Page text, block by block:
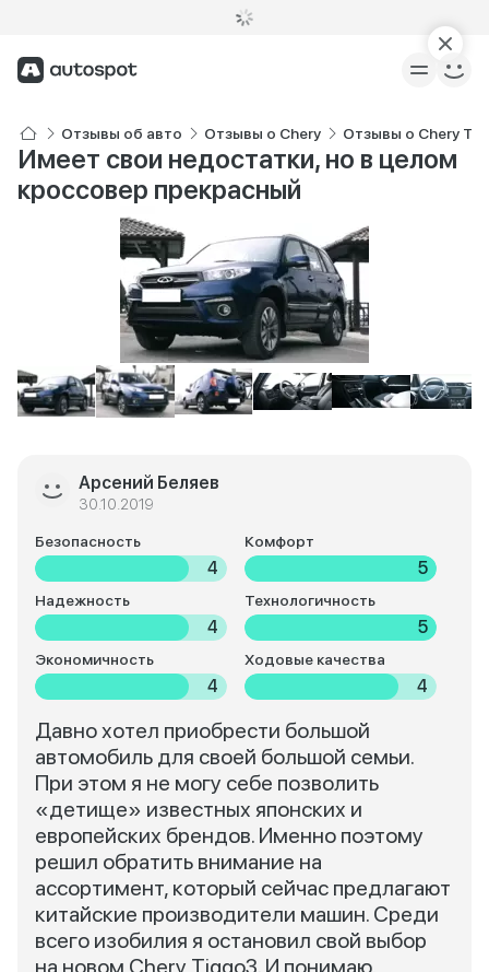
Отзывы об авто Отзывы о Chery Отзывы о Chery
Имеет свои недостатки, но в целом
кроссовер прекрасный
Арсений Беляев
30.10.2019
Безопасность
4
Комфорт
5
Надежность
4
Технологичность
5
Экономичность
4
Ходовые качества
4
Давно хотел приобрести большой
автомобиль для своей большой семьи.
При этом я не могу себе позволить
«детище» известных японских и
европейских брендов. Именно поэтому
решил обратить внимание на
ассортимент, который сейчас предлагают
китайские производители машин. Среди
всего изобилия я остановил свой выбор
на новом Сhery Тiggo3. И понимаю,